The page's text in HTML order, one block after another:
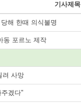
기사제목
해 한때 의식불명
동 포르노 제작
려 사망
겠다"